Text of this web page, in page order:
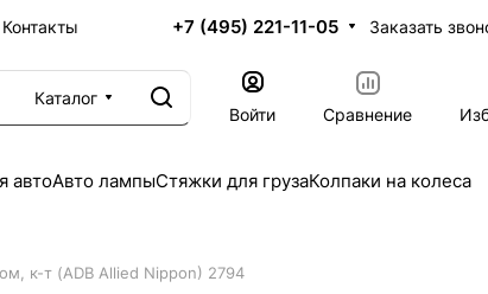
Контакты +7 (495) 221-11-05 Заказать
Каталог
Войти
Сравнение
автоАвто лампыСтяжки для грузаКолпаки на колеса
к-т (ADB Allied Nippon) 2794